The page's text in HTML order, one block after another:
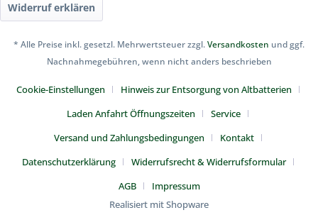
Widerruf erklären
* Alle Preise inkl. gesetzl. Mehrwertsteuer zzgl.Versandkosten und ggf.
Nachnahmegebühren, wenn nicht anders beschrieben
Cookie-Einstellungen
Hinweis zur Entsorgung von Altbatterien
Laden Anfahrt Öffnungszeiten
Service
Versand und Zahlungsbedingungen
Kontakt
Datenschutzerklärung
Widerrufsrecht & Widerrufsformular
AGB
Impressum
Realisiert mit Shopware